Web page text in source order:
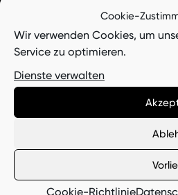
Cookie-
Wir verwenden Cookies, um
Service zu optimieren.
Dienste verwalten
Cookie-Richtlinie
Datenschutzerklärung
Cookie-Richtlinie (EU)
Dipl.-Ing. Dr. E.